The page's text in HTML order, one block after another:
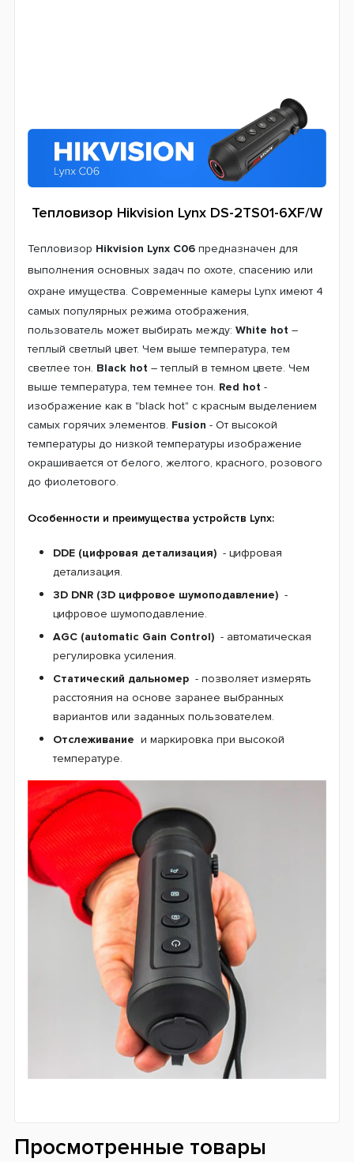
Тепловизор Hikvision Lynx DS-2TS01-6XF/W
Тепловизор Hikvision Lynx C06 предназначен для
выполнения основных задач по охоте, спасению или
охране имущества. Современные камеры Lynx имеют 4
самых популярных режима отображения,
пользователь может выбирать между: White hot –
теплый светлый цвет. Чем выше температура, тем
светлее тон. Black hot – теплый в темном цвете. Чем
выше температура, тем темнее тон. Red hot -
изображение как в "black hot" с красным выделением
самых горячих элементов. Fusion - От высокой
температуры до низкой температуры изображение
окрашивается от белого, желтого, красного, розового
до фиолетового.
Особенности и преимущества устройств Lynx:
DDE (цифровая детализация) - цифровая
детализация.
3D DNR (3D цифровое шумоподавление) -
цифровое шумоподавление.
AGC (automatic Gain Control) - автоматическая
регулировка усиления.
Статический дальномер - позволяет измерять
расстояния на основе заранее выбранных
вариантов или заданных пользователем.
Отслеживание и маркировка при высокой
температуре.
Просмотренные товары